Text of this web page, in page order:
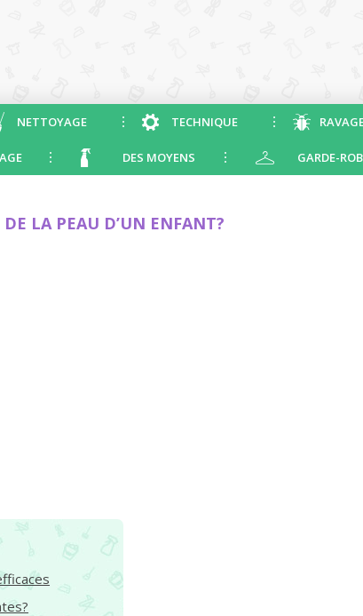
NETTOYAGE TECHNIQUE
DES MOYENS GARDE-
LA PEAU D’UN ENFANT?